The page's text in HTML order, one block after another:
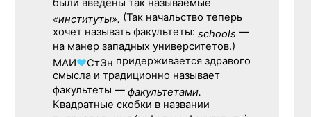
были введены так называемые
«институты». (Так начальство теперь
хочет называть факультеты: schools —
на манер западных университетов.)
МАИ♥СтЭн придерживается здравого
смысла и традиционно называет
факультеты — факультетами.
Квадратные скобки в названии